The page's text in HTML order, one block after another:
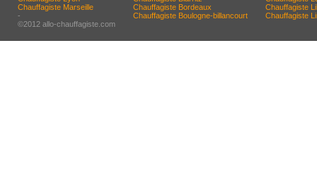
Chauffagiste Marseille
-
©2012 allo-chauffagiste.com
Chauffagiste Bordeaux
Chauffagiste Boulogne-billancourt
Chauffagiste
Chauffagiste